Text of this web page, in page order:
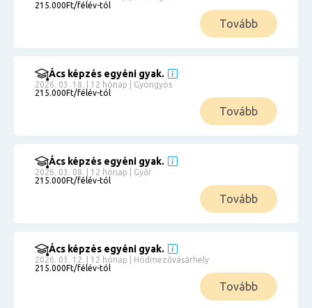
215.000Ft/félév-tól
Tovább
Ács képzés egyéni gyak.
2026. 03. 18. | 12 hónap | Gyöngyös
215.000Ft/félév-tól
Tovább
Ács képzés egyéni gyak.
2026. 03. 08. | 12 hónap | Győr
215.000Ft/félév-tól
Tovább
Ács képzés egyéni gyak.
2026. 03. 12. | 12 hónap | Hódmezővásárhely
215.000Ft/félév-tól
Tovább